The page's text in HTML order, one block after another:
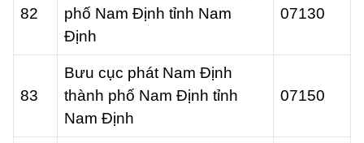
82
phố Nam Định tỉnh Nam
Định
07130
83
Bưu cục phát Nam Định
thành phố Nam Định tỉnh
Nam Định
07150